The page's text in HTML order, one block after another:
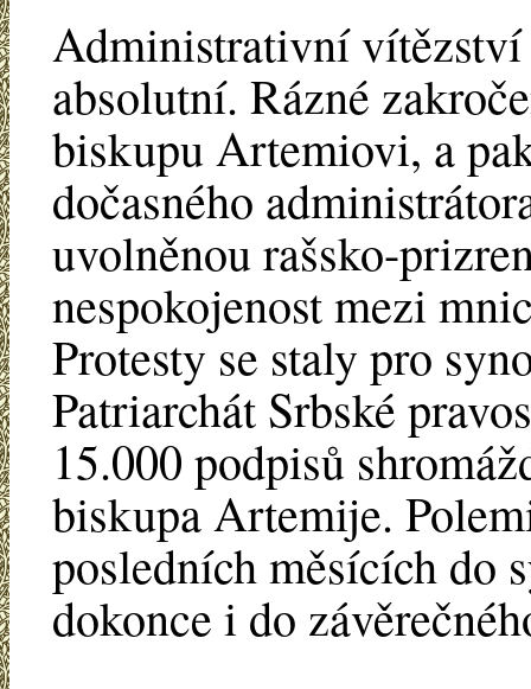
Administrativní
absolutní. Rázné
biskupu Artemiovi, a
dočasného
uvolněnou rašsko-
nespokojenost mezi
Protesty se staly pro
Patriarchát Srbské
15.000 podpisů
biskupa Artemije.
posledních měsících do
dokonce i do